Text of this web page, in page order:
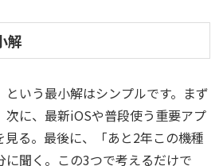
解
いう最小解はシンプルです。まず
次に、最新iOSや普段使う重要アプ
見る。最後に、「あと2年この機種
に聞く。この3つで考えるだけで